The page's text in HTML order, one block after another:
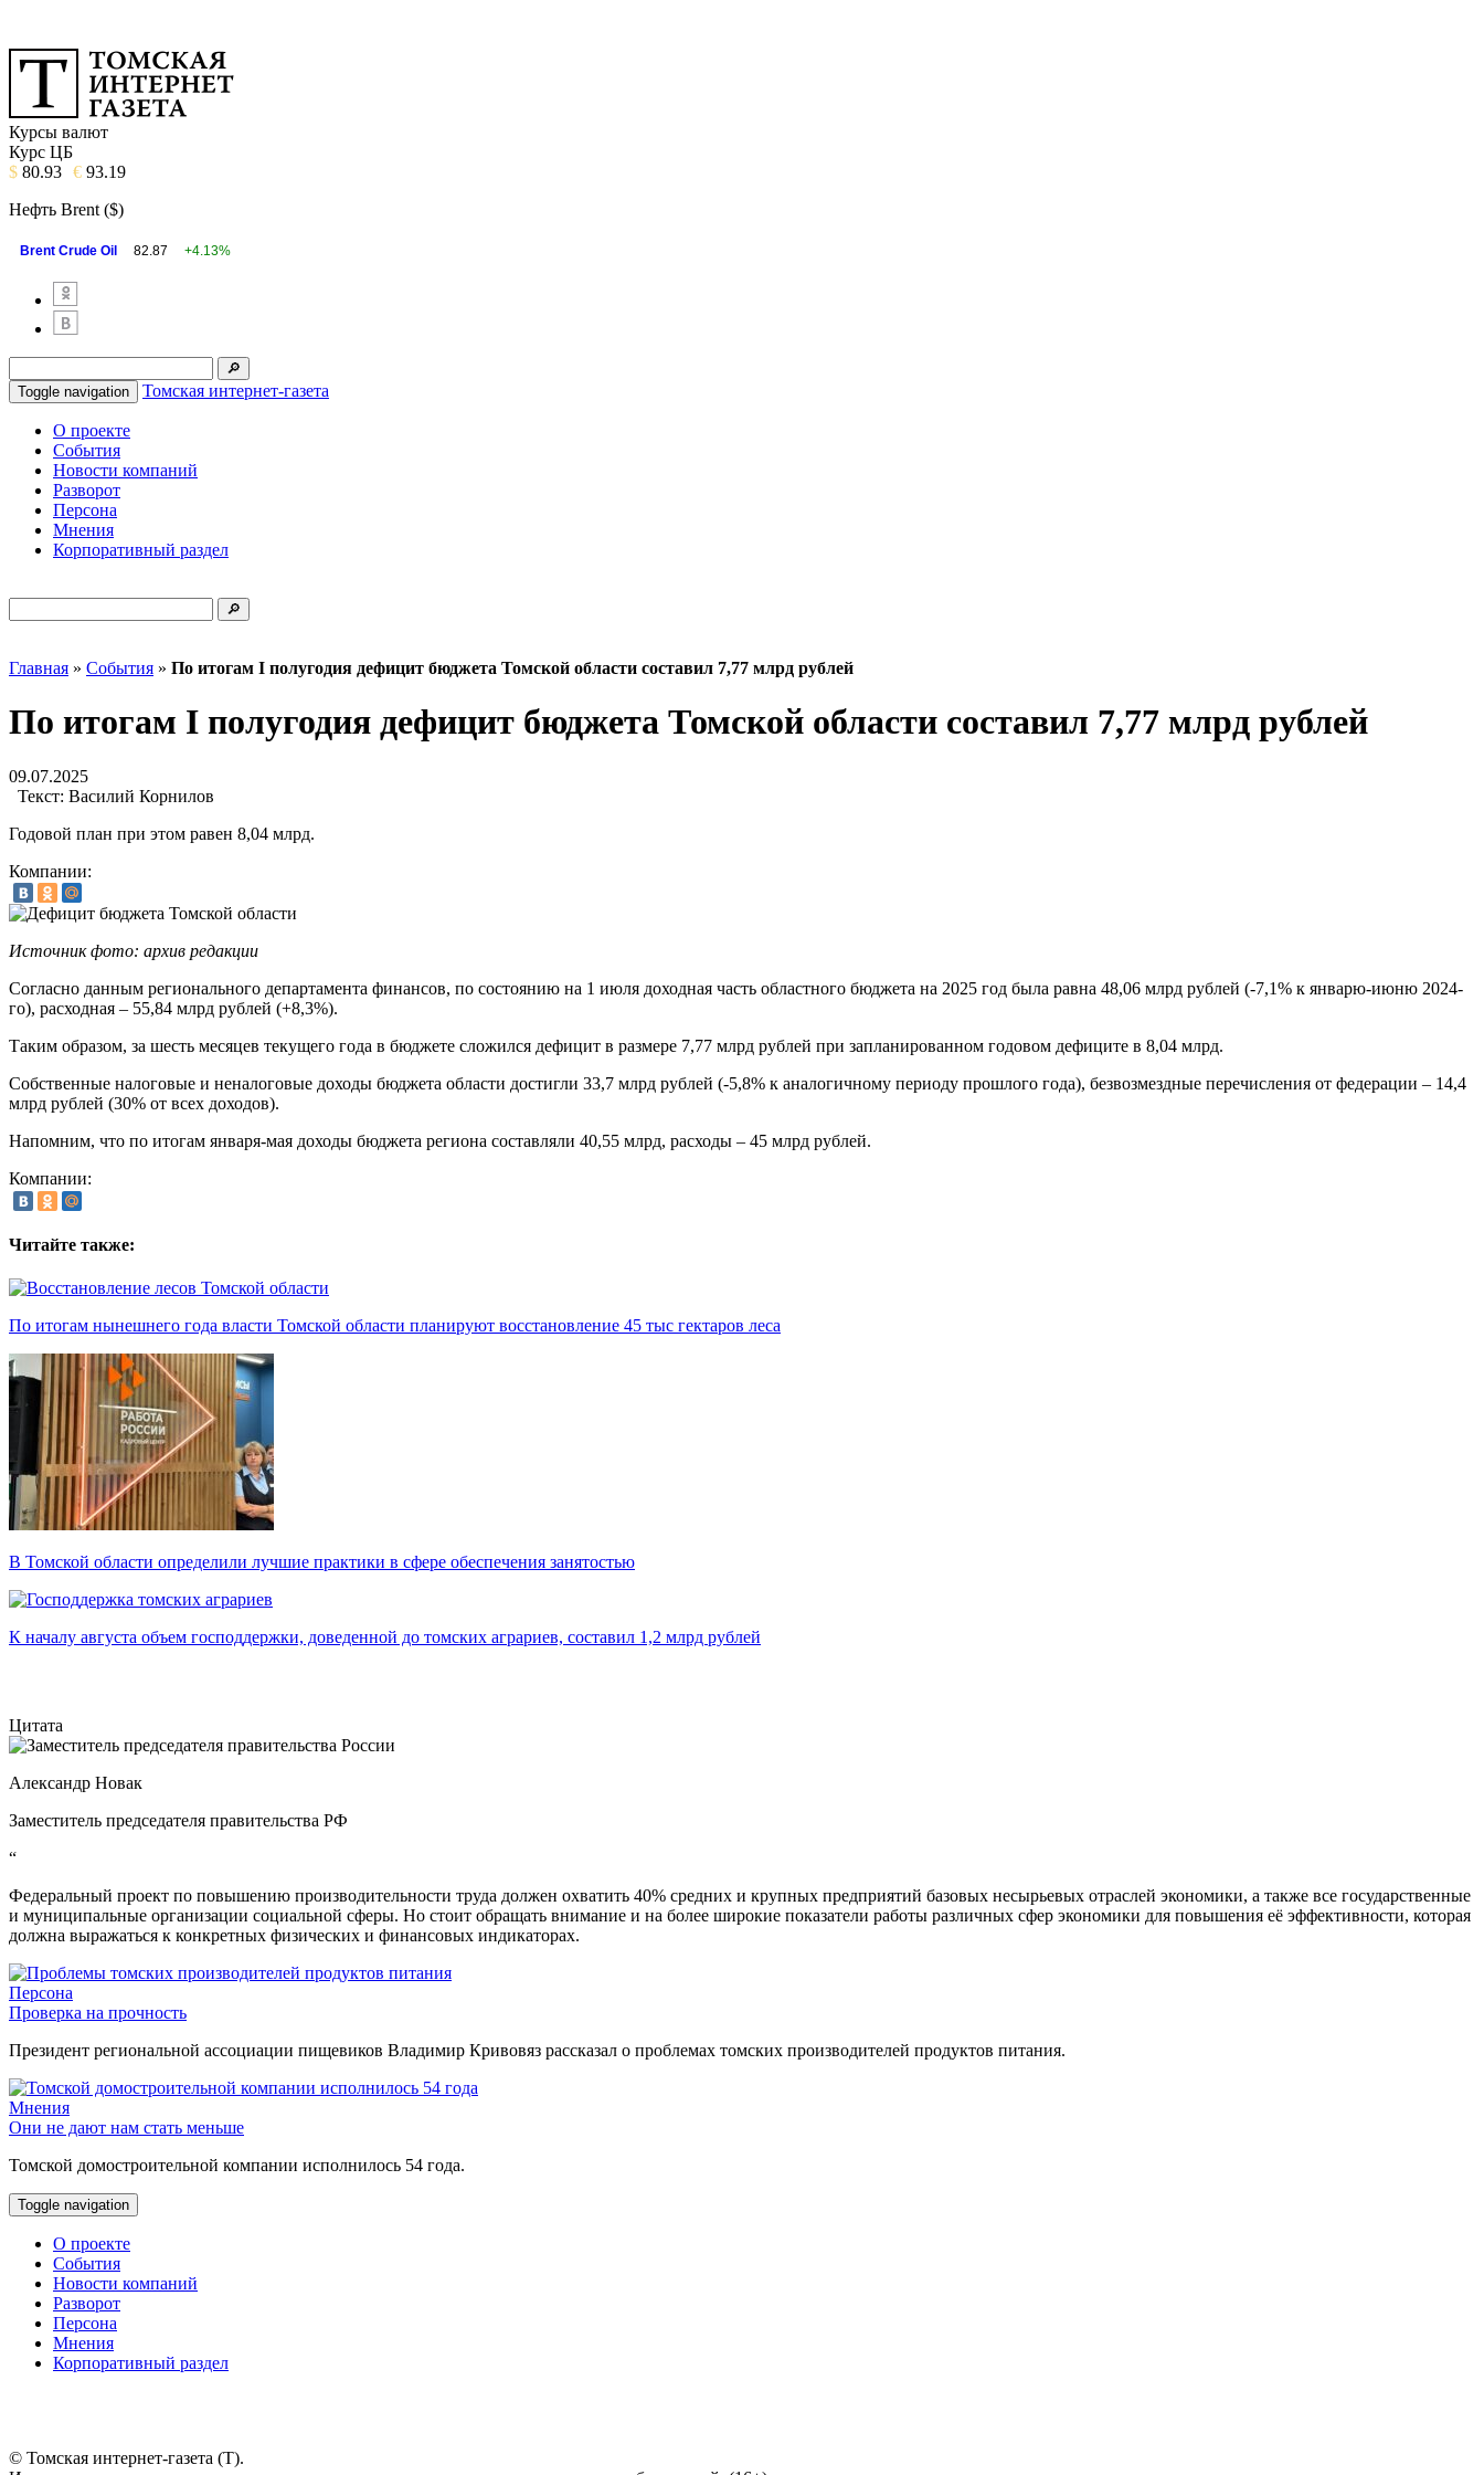
Курсы валют
Курс ЦБ
$ 80.93 € 93.19
Нефть Brent ($)
Brent Crude Oil 82.87 +4.13%
Toggle navigation Томская интернет-газета
О проекте
События
Новости компаний
Разворот
Персона
Мнения
Корпоративный раздел
Главная » События » По итогам I полугодия дефицит бюджета Томской области составил 7,77 млрд рублей
По итогам I полугодия дефицит бюджета Томской области составил 7,77 млрд рублей
09.07.2025
Текст: Василий Корнилов
Годовой план при этом равен 8,04 млрд.
Компании:
Источник фото: архив редакции
Согласно данным регионального департамента финансов, по состоянию на 1 июля доходная часть областного бюджета на 2025 год была равна 48,06 млрд рублей (-7,1% к январю-июню 2024-
го), расходная – 55,84 млрд рублей (+8,3%).
Таким образом, за шесть месяцев текущего года в бюджете сложился дефицит в размере 7,77 млрд рублей при запланированном годовом дефиците в 8,04 млрд.
Собственные налоговые и неналоговые доходы бюджета области достигли 33,7 млрд рублей (-5,8% к аналогичному периоду прошлого года), безвозмездные перечисления от федерации – 14,4
млрд рублей (30% от всех доходов).
Напомним, что по итогам января-мая доходы бюджета региона составляли 40,55 млрд, расходы – 45 млрд рублей.
Компании:
Читайте также:
По итогам нынешнего года власти Томской области планируют восстановление 45 тыс гектаров леса
В Томской области определили лучшие практики в сфере обеспечения занятостью
К началу августа объем господдержки, доведенной до томских аграриев, составил 1,2 млрд рублей
Цитата
Александр Новак
Заместитель председателя правительства РФ
“
Федеральный проект по повышению производительности труда должен охватить 40% средних и крупных предприятий базовых несырьевых отраслей экономики, а также все государственные
и муниципальные организации социальной сферы. Но стоит обращать внимание и на более широкие показатели работы различных сфер экономики для повышения её эффективности, которая
должна выражаться к конкретных физических и финансовых индикаторах.
Персона
Проверка на прочность
Президент региональной ассоциации пищевиков Владимир Кривовяз рассказал о проблемах томских производителей продуктов питания.
Мнения
Они не дают нам стать меньше
Томской домостроительной компании исполнилось 54 года.
Toggle navigation
О проекте
События
Новости компаний
Разворот
Персона
Мнения
Корпоративный раздел
© Томская интернет-газета (Т).